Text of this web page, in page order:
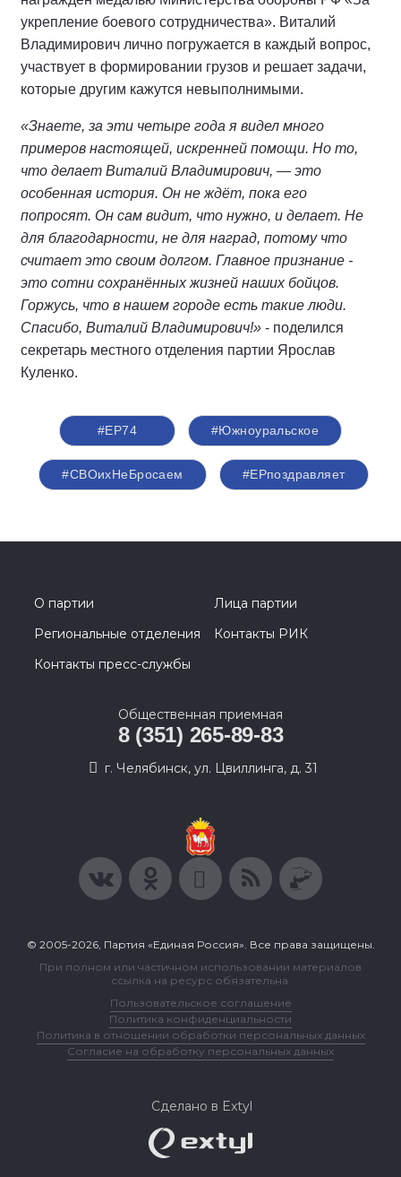
укрепление боевого сотрудничества». Виталий
Владимирович лично погружается в каждый вопрос,
участвует в формировании грузов и решает задачи,
которые другим кажутся невыполнимыми.
«Знаете, за эти четыре года я видел много
примеров настоящей, искренней помощи. Но то,
что делает Виталий Владимирович, — это
особенная история. Он не ждёт, пока его
попросят. Он сам видит, что нужно, и делает. Не
для благодарности, не для наград, потому что
считает это своим долгом. Главное признание -
это сотни сохранённых жизней наших бойцов.
Горжусь, что в нашем городе есть такие люди.
Спасибо, Виталий Владимирович!» - поделился
секретарь местного отделения партии Ярослав
Куленко.
#ЕР74 #Южноуральское
#СВОихНеБросаем #ЕРпоздравляет
О партии
Лица партии
Региональные отделения
Контакты РИК
Контакты пресс-службы
Общественная приемная
8 (351) 265-89-83
г. Челябинск, ул. Цвиллинга, д. 31
© 2005-2026, Партия «Единая Россия». Все права защищены.
При полном или частичном использовании материалов
ссылка на ресурс обязательна.
Пользовательское соглашение
Политика конфиденциальности
Политика в отношении обработки персональных данных
Согласие на обработку персональных данных
Сделано в Extyl